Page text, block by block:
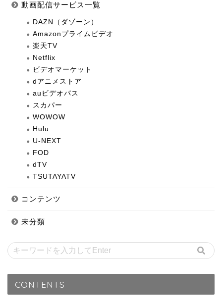
動画配信サービス一覧
DAZN（ダゾーン）
Amazonプライムビデオ
楽天TV
Netflix
ビデオマーケット
dアニメストア
auビデオパス
スカパー
WOWOW
Hulu
U-NEXT
FOD
dTV
TSUTAYATV
コンテンツ
未分類
CONTENTS